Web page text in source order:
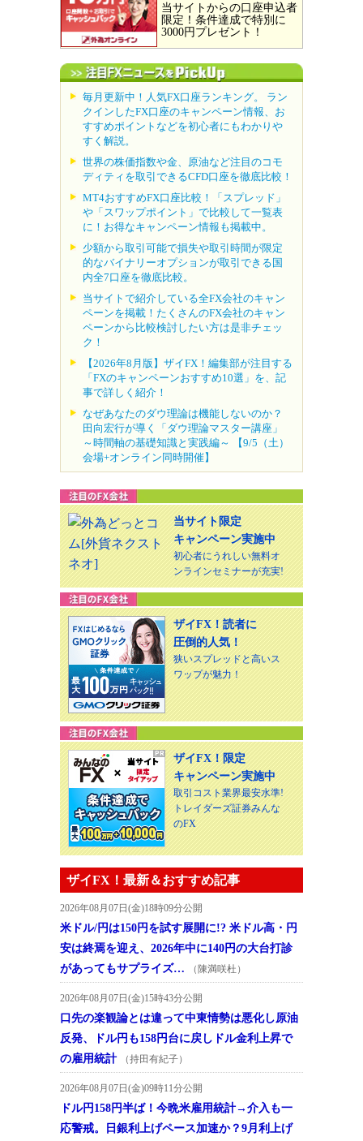
当サイトからの口座申込者
限定！条件達成で特別に
3000円プレゼント！
毎月更新中！人気FX口座ランキング。 ラン
クインしたFX口座のキャンペーン情報、お
すすめポイントなどを初心者にもわかりや
すく解説。
世界の株価指数や金、原油など注目のコモ
ディティを取引できるCFD口座を徹底比較！
MT4おすすめFX口座比較！「スプレッド」
や「スワップポイント」で比較して一覧表
に！お得なキャンペーン情報も掲載中。
少額から取引可能で損失や取引時間が限定
的なバイナリーオプションが取引できる国
内全7口座を徹底比較。
当サイトで紹介している全FX会社のキャン
ペーンを掲載！たくさんのFX会社のキャン
ペーンから比較検討したい方は是非チェッ
ク！
【2026年8月版】ザイFX！編集部が注目する
「FXのキャンペーンおすすめ10選」を、記
事で詳しく紹介！
なぜあなたのダウ理論は機能しないのか？
田向宏行が導く「ダウ理論マスター講座」
～時間軸の基礎知識と実践編～ 【9/5（土）
会場+オンライン同時開催】
当サイト限定
キャンペーン実施中
初心者にうれしい無料オ
ンラインセミナーが充実!
ザイFX！読者に
圧倒的人気！
狭いスプレッドと高いス
ワップが魅力！
ザイFX！限定
キャンペーン実施中
取引コスト業界最安水準!
トレイダーズ証券みんな
のFX
ザイFX！最新＆おすすめ記事
2026年08月07日(金)18時09分公開
米ドル/円は150円を試す展開に!? 米ドル高・円
安は終焉を迎え、2026年中に140円の大台打診
があってもサプライズ…
（陳満咲杜）
2026年08月07日(金)15時43分公開
口先の楽観論とは違って中東情勢は悪化し原油
反発、ドル円も158円台に戻しドル金利上昇で
の雇用統計
（持田有紀子）
2026年08月07日(金)09時11分公開
ドル円158円半ば！今晩米雇用統計→介入も一
応警戒。日銀利上げペース加速か？9月利上げ